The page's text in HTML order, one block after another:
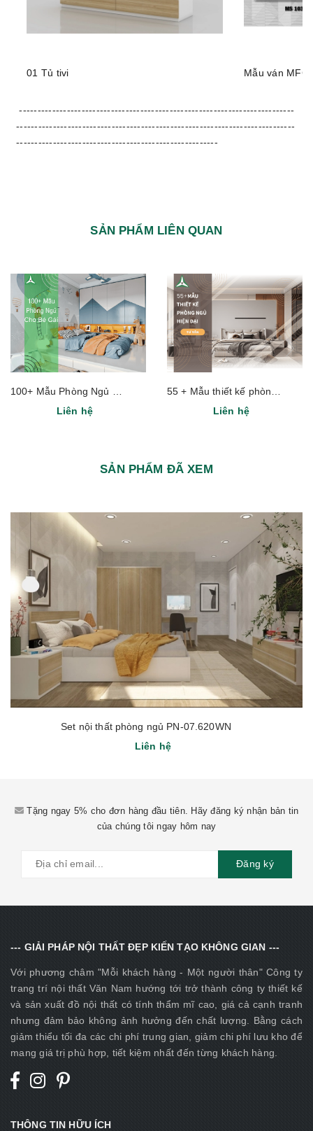
01 Tủ tivi Mẫu ván MFC
---------------------------------------------------------------------------
----------------------------------------------------------------------------
-------------------------------------------------------
SẢN PHẨM LIÊN QUAN
Liên hệ
Liên hệ
SẢN PHẨM ĐÃ XEM
Set nội thất phòng ngủ PN-07.620WN
Liên hệ
Tặng ngay 5% cho đơn hàng đầu tiên. Hãy đăng ký nhận bản tin
của chúng tôi ngay hôm nay
Đăng ký
--- GIẢI PHÁP NỘI THẤT ĐẸP KIẾN TẠO KHÔNG GIAN ---
Với phương châm "Mỗi khách hàng - Một người thân" Công ty
trang trí nội thất Văn Nam hướng tới trở thành công ty thiết kế
và sản xuất đồ nội thất có tính thẩm mĩ cao, giá cả cạnh tranh
nhưng đảm bảo không ảnh hưởng đến chất lượng. Bằng cách
giảm thiểu tối đa các chi phí trung gian, giảm chi phí lưu kho để
mang giá trị phù hợp, tiết kiệm nhất đến từng khách hàng.
THÔNG TIN HỮU ÍCH